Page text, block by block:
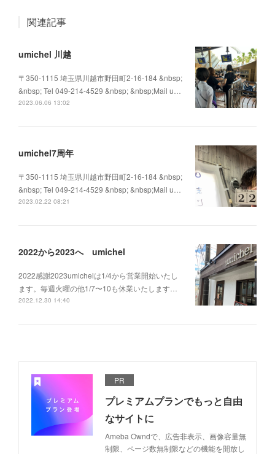
関連記事
umichel 川越
〒350-1115 埼玉県川越市野田町2-16-184 &nbsp;
&nbsp; Tel 049-214-4529 &nbsp; &nbsp;Mail u…
2023.06.06 13:02
umichel7周年
〒350-1115 埼玉県川越市野田町2-16-184 &nbsp;
&nbsp; Tel 049-214-4529 &nbsp; &nbsp;Mail u…
2023.02.22 08:21
2022から2023へ umichel
2022感謝2023umichelは1/4から営業開始いたし
ます。毎週火曜の他1/7〜10も休業いたします…
2022.12.30 14:40
PR
プレミアムプランでもっと自由
なサイトに
Ameba Owndで、広告非表示、画像容量無
制限、ページ数無制限などの機能を開放し